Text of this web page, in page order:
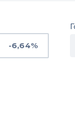
-6,64%